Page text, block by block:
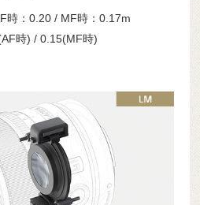
時：0.20 / MF時：0.17m
時) / 0.15(MF時)